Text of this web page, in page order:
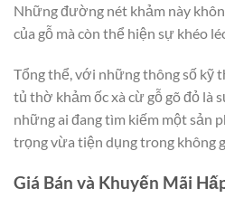
Những đường nét khảm này
của gỗ mà còn thể hiện sự khéo
Tổng thể, với những thông số kỹ
tủ thờ khảm ốc xà cừ gỗ gõ đỏ là
những ai đang tìm kiếm một sản
trọng vừa tiện dụng trong không
Giá Bán và Khuyến Mãi